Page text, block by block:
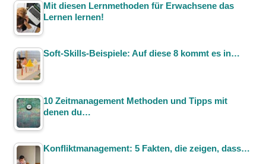
Mit diesen Lernmethoden für Erwachsene das
Lernen lernen!
Soft-Skills-Beispiele: Auf diese 8 kommt es in…
10 Zeitmanagement Methoden und Tipps mit
denen du…
Konfliktmanagement: 5 Fakten, die zeigen, dass…